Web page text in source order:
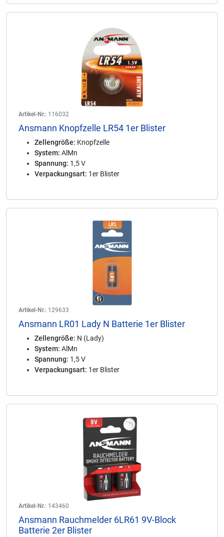
Artikel-Nr.: 116032
Ansmann Knopfzelle LR54 1er Blister
Zellengröße: Knopfzelle
System: AlMn
Spannung: 1,5 V
Verpackungsart: 1er Blister
Artikel-Nr.: 129633
Ansmann LR01 Lady N Batterie 1er Blister
Zellengröße: N (Lady)
System: AlMn
Spannung: 1,5 V
Verpackungsart: 1er Blister
Artikel-Nr.: 143460
Ansmann Rauchmelder 6LR61 9V-Block
Batterie 2er Blister